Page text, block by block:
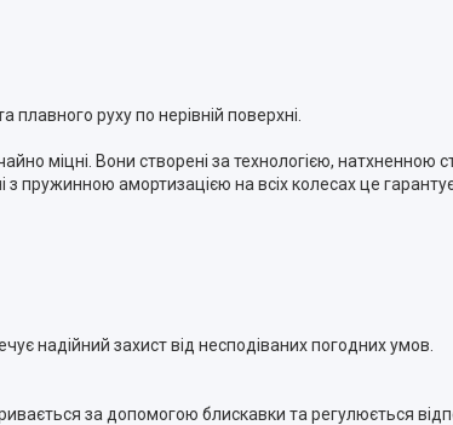
руху по нерівній поверхні.
міцні. Вони створені за технологією, натхненною
пружинною амортизацією на всіх колесах це
надійний захист від несподіваних погодних умов.
за допомогою блискавки та регулюється